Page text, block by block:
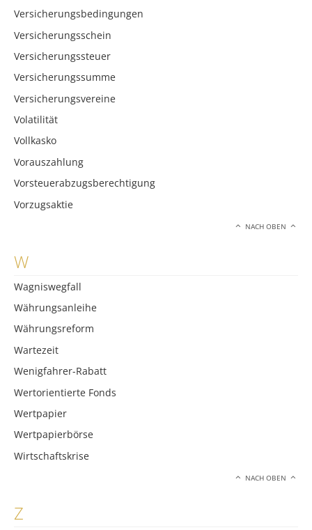
Versicherungsbedingungen
Versicherungsschein
Versicherungssteuer
Versicherungssumme
Versicherungsvereine
Volatilität
Vollkasko
Vorauszahlung
Vorsteuerabzugsberechtigung
Vorzugsaktie
NACH OBEN
W
Wagniswegfall
Währungsanleihe
Währungsreform
Wartezeit
Wenigfahrer-Rabatt
Wertorientierte Fonds
Wertpapier
Wertpapierbörse
Wirtschaftskrise
NACH OBEN
Z